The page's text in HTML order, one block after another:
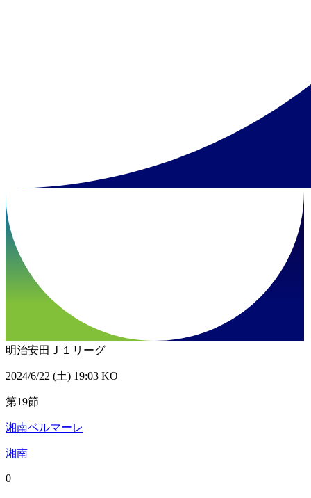
明治安田Ｊ１リーグ
2024/6/22 (土) 19:03 KO
第19節
湘南ベルマーレ
湘南
0